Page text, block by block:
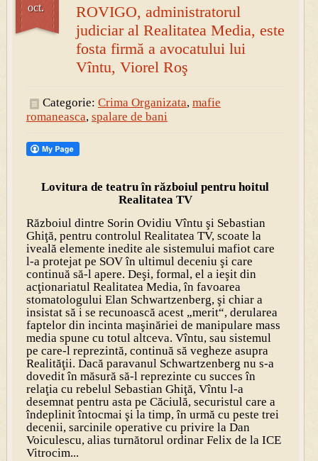
ROVIGO, administratorul
judiciar al Realitatea Media, este
fosta firmă a avocatului lui
Vîntu, Viorel Roş
oct.
Categorie: Crima Organizata, mafie
romaneasca, spalare de bani
Lovitura de teatru în războiul pentru hoitul
Realitatea TV
Războiul dintre Sorin Ovidiu Vîntu şi Sebastian
Ghiţă, pentru controlul Realitatea TV, scoate la
iveală elemente inedite ale sistemului mafiot care
l-a protejat pe SOV în ultimul deceniu şi care
continuă să-l apere. Deşi, formal, el a ieşit din
acţionariatul Realitatea Media, în favoarea
stomatologului Elan Schwartzenberg, şi chiar a
insistat să i se recunoască acest „merit“, derularea
faptelor din incinta maşinăriei de manipulare mass
media spune cu totul altceva. Vîntu, sau sistemul
pe care-l reprezintă, continuă să vegheze asupra
Realităţii. Dacă paravanul Schwartzenberg nu s-a
dovedit în măsură să-l reprezinte cu succes în
relaţia cu rebelul Sebastian Ghiţă, Vîntu l-a
desemnat pentru asta pe Căciulă, securistul care a
îndeplinit întocmai şi la timp, în urmă cu peste trei
decenii, sarcinile operative cu privire la Dan
Voiculescu, alias turnătorul ordinar Felix de la ICE
Vitrocim...